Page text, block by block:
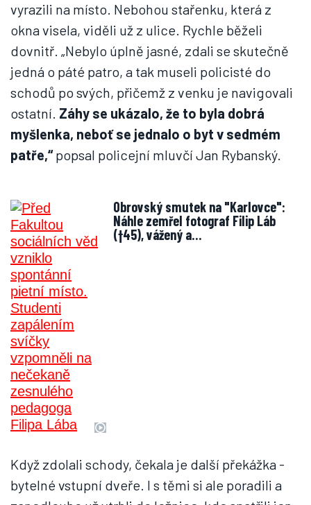
vyrazili na místo. Nebohou stařenku, která z
okna visela, viděli už z ulice. Rychle běželi
dovnitř. „Nebylo úplně jasné, zdali se skutečně
jedná o páté patro, a tak museli policisté do
schodů po svých, přičemž z venku je navigovali
ostatní. Záhy se ukázalo, že to byla dobrá
myšlenka, neboť se jednalo o byt v sedmém
patře,“popsal policejní mluvčí Jan Rybanský.
Obrovský smutek na "Karlovce":
Náhle zemřel fotograf Filip Láb
(†45), vážený a…
Když zdolali schody, čekala je další překážka -
bytelné vstupní dveře. I s těmi si ale poradili a